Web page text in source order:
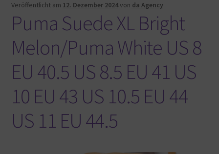
Veröffentlicht am 12. Dezember 2024von da Agency
Puma Suede XL Bright
Melon/Puma White US 8
EU 40.5 US 8.5 EU 41 US
10 EU 43 US 10.5 EU 44
US 11 EU 44.5